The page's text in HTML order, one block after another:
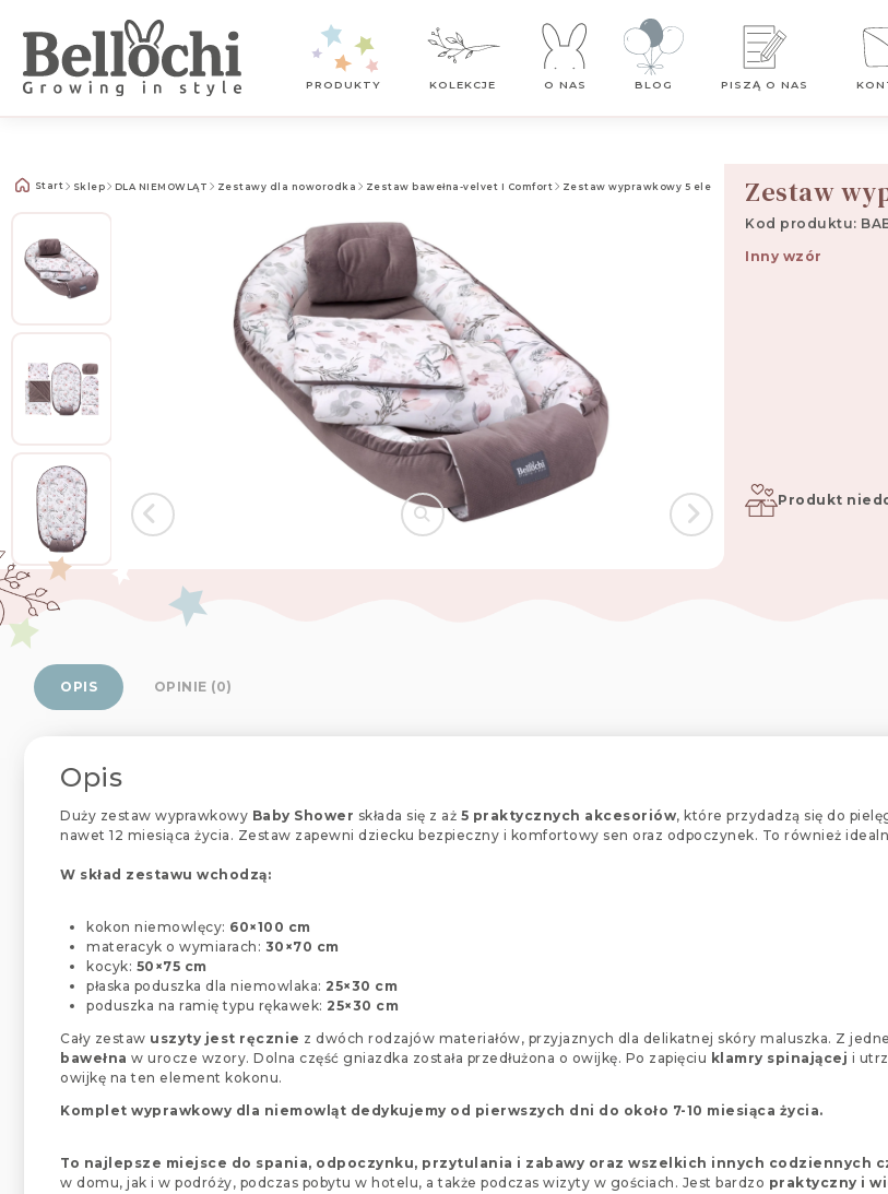
Darmowa dostawa od 99 zł
PRODUKTY KOLEKCJE O NAS BLOG PISZĄ O NAS
Start Sklep DLA NIEMOWLĄT Zestawy dla noworodka Zestaw bawełna-velvet I Comfort Zestaw wyprawkowy 5 elementowy choco fantasy
Zestaw
Kod produktu:
Inny wzór
Produkt
OPIS OPINIE (0)
Opis
Duży zestaw wyprawkowy Baby Shower składa się z aż 5 praktycznych akcesoriów, które przydadzą się do
nawet 12 miesiąca życia. Zestaw zapewni dziecku bezpieczny i komfortowy sen oraz odpoczynek. To również
W skład zestawu wchodzą:
kokon niemowlęcy: 60×100 cm
materacyk o wymiarach: 30×70 cm
kocyk: 50×75 cm
płaska poduszka dla niemowlaka: 25×30 cm
poduszka na ramię typu rękawek: 25×30 cm
Cały zestaw uszyty jest ręcznie z dwóch rodzajów materiałów, przyjaznych dla delikatnej skóry maluszka. Z
bawełna w urocze wzory. Dolna część gniazdka została przedłużona o owijkę. Po zapięciu klamry spinającej i
owijkę na ten element kokonu.
Komplet wyprawkowy dla niemowląt dedykujemy od pierwszych dni do około 7-10 miesiąca życia.
To najlepsze miejsce do spania, odpoczynku, przytulania i zabawy oraz wszelkich innych codziennych
w domu, jak i w podróży, podczas pobytu w hotelu, a także podczas wizyty w gościach. Jest bardzo praktyczny i